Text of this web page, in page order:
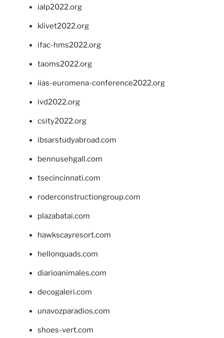
ialp2022.org
klivet2022.org
ifac-hms2022.org
taoms2022.org
iias-euromena-conference2022.org
ivd2022.org
csity2022.org
ibsarstudyabroad.com
bennusehgall.com
tsecincinnati.com
roderconstructiongroup.com
plazabatai.com
hawkscayresort.com
hellonquads.com
diarioanimales.com
decogaleri.com
unavozparadios.com
shoes-vert.com